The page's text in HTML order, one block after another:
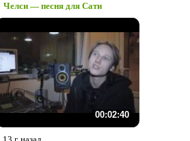
Челси — песня для Сати
00:02:40